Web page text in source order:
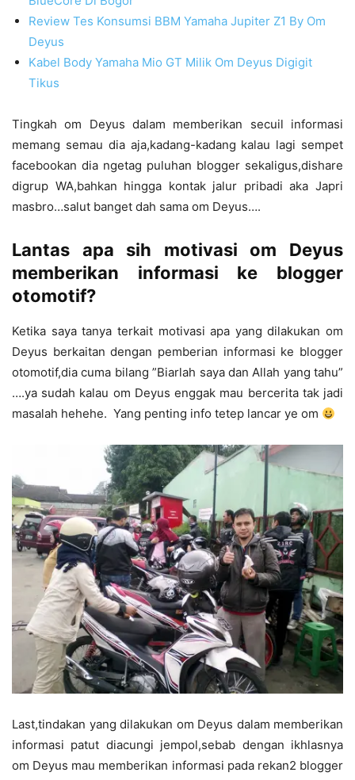
Review Tes Konsumsi BBM Yamaha Jupiter Z1 By Om
Deyus
Kabel Body Yamaha Mio GT Milik Om Deyus Digigit
Tikus
Tingkah om Deyus dalam memberikan secuil informasi
memang semau dia aja,kadang-kadang kalau lagi sempet
facebookan dia ngetag puluhan blogger sekaligus,dishare
digrup WA,bahkan hingga kontak jalur pribadi aka Japri
masbro…salut banget dah sama om Deyus….
Lantas apa sih motivasi om Deyus
memberikan informasi ke blogger
otomotif?
Ketika saya tanya terkait motivasi apa yang dilakukan om
Deyus berkaitan dengan pemberian informasi ke blogger
otomotif,dia cuma bilang ”Biarlah saya dan Allah yang tahu”
….ya sudah kalau om Deyus enggak mau bercerita tak jadi
masalah hehehe. Yang penting info tetep lancar ye om
Last,tindakan yang dilakukan om Deyus dalam memberikan
informasi patut diacungi jempol,sebab dengan ikhlasnya
om Deyus mau memberikan informasi pada rekan2 blogger